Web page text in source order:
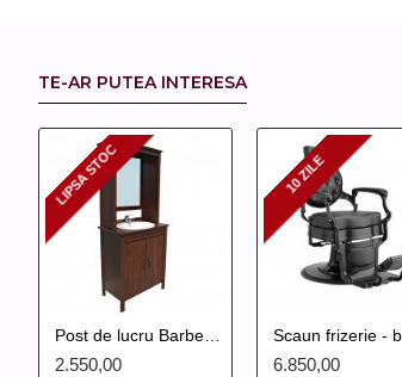
TE-AR PUTEA INTERESA
LIPSA STOC
LIPSA STOC
2.550,00
10 ZILE
10 ZILE
6.850,00